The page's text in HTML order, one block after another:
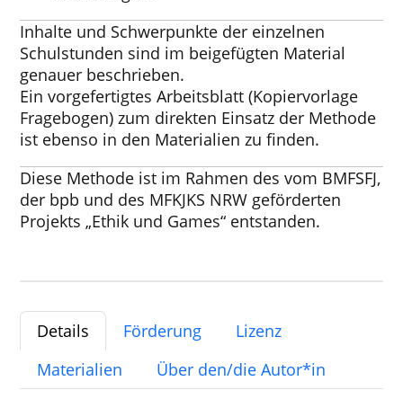
Inhalte und Schwerpunkte der einzelnen
Schulstunden sind im beigefügten Material
genauer beschrieben.
Ein vorgefertigtes Arbeitsblatt (Kopiervorlage
Fragebogen) zum direkten Einsatz der Methode
ist ebenso in den Materialien zu finden.
Diese Methode ist im Rahmen des vom BMFSFJ,
der bpb und des MFKJKS NRW geförderten
Projekts „Ethik und Games“ entstanden.
Details Förderung
Lizenz
Materialien
Über den/die Autor*in